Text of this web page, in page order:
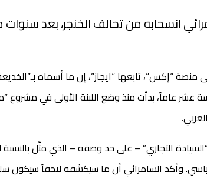
انسحابه من تحالف الخنجر، بعد
“إكس”، تابعها “ايجاز”، إن ما أسماه
عاماً، بدأت منذ وضع اللبنة الأولى في مشروع
التجاري” – على حد وصفه – الذي مثّل بالنسبة
وأكد السامرائي أن ما سيكشفه لاحقاً سيكون